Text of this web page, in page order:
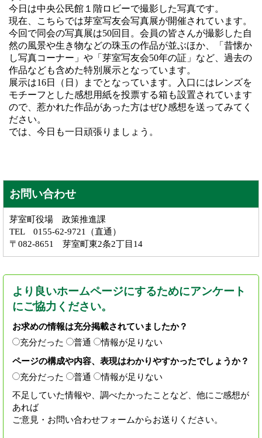
今日は中央公民館１階ロビーで撮影した写真です。
現在、こちらでは芽室写友会写真展が開催されています。
今回で同会の写真展は50回目。会員の皆さんが撮影した自
然の風景や生き物などの珠玉の作品が並ぶほか、「昔懐か
し写真コーナー」や「芽室写友会50年の証」など、過去の
作品なども含めた特別展示となっています。
展示は16日（日）までとなっています。入口にはレンズを
モチーフとした感想用紙を投票する箱も設置されています
ので、惹かれた作品があった方はぜひ感想を送ってみてく
ださい。
では、今日も一日頑張りましょう。
お問い合わせ
芽室町役場 政策推進課
TEL 0155-62-9721（直通）
〒082-8651 芽室町東2条2丁目14
より良いホームページにするためにアンケート
にご協力ください。
お求めの情報は充分掲載されていましたか？
充分だった
普通
情報が足りない
ページの構成や内容、表現はわかりやすかったでしょうか？
充分だった
普通
情報が足りない
不足していた情報や、調べたかったことなど、他にご感想が
あれば
ご意見・お問い合わせフォームからお送りください。